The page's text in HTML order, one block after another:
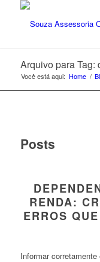
Arquivo para Tag:
Você está aqui: Home /
Posts
RENDA:
ERROS
Informar